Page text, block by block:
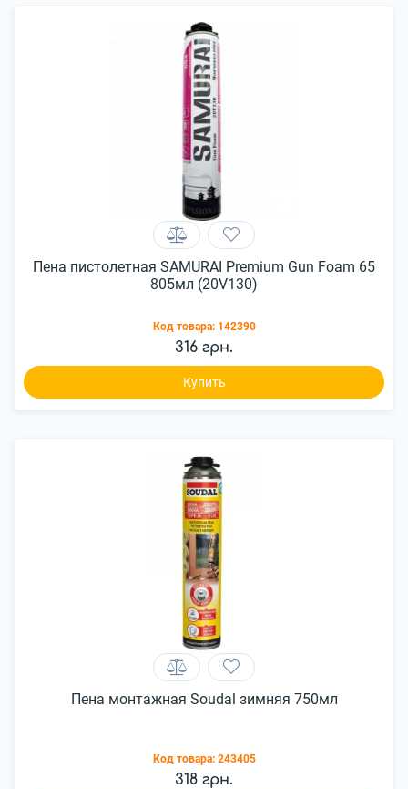
Пена пистолетная SAMURAI Premium Gun Foam 65
805мл (20V130)
Код товара: 142390
316 грн.
Купить
Пена монтажная Soudal зимняя 750мл
Код товара: 243405
318 грн.